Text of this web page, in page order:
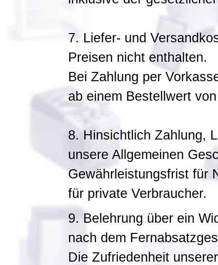
7. Liefer- und
Preisen nicht enthalten.
Bei Zahlung per
ab einem Bestellwert
8. Hinsichtlich Zahlung,
unsere Allgemeinen
Gewährleistungsfrist für
für private Verbraucher.
9. Belehrung über ein
nach dem
Die Zufriedenheit